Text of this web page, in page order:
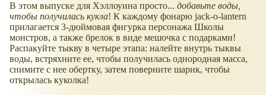
В этом выпуске для Хэллоуина просто... добавьте воды,
чтобы получилась кукла! К каждому фонарю jack-o-lantern
прилагается 3-дюймовая фигурка персонажа Школы
монстров, а также брелок в виде мешочка с подарками!
Распакуйте тыкву в четыре этапа: налейте внутрь тыквы
воды, встряхните ее, чтобы получилась однородная масса,
снимите с нее обертку, затем поверните шарик, чтобы
открылась куколка!